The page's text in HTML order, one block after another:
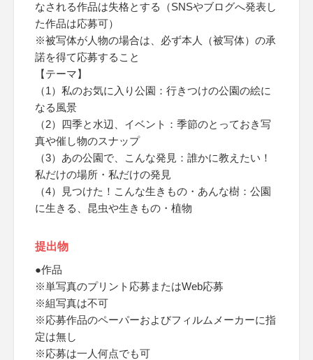
なされる作品は失格とする（SNSやブログへ発表し
た作品は応募可）
※被写体が人物の場合は、必ず本人（被写体）の承
諾を得て応募すること
【テーマ】
（1）私のお気に入り公園：行きつけの公園の絵に
なる風景
（2）四季と水辺、イベント：季節のとっておき写
真や催し物のスナップ
（3）あの公園で、こんな発見：誰かに教えたい！
私だけの場所・私だけの発見
（4）見つけた！こんな生きもの・あんな樹：公園
に生きる、昆虫や生きもの・植物
提出物
●作品
※単写真のプリント応募またはWeb応募
※組写真は不可
※応募作品のペーパーおよびフィルムメーカーに指
定は無し
※応募は一人何点でも可